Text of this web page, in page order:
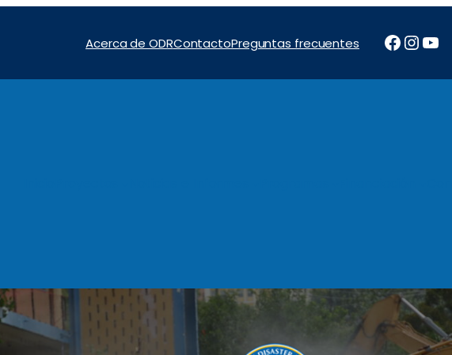
Acerca de ODRContactoPreguntas frecuentes